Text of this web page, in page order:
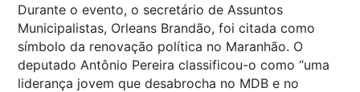
Durante o evento, o secretário de Assuntos
Municipalistas, Orleans Brandão, foi citada como
símbolo da renovação política no Maranhão. O
deputado Antônio Pereira classificou-o como “uma
liderança jovem que desabrocha no MDB e no